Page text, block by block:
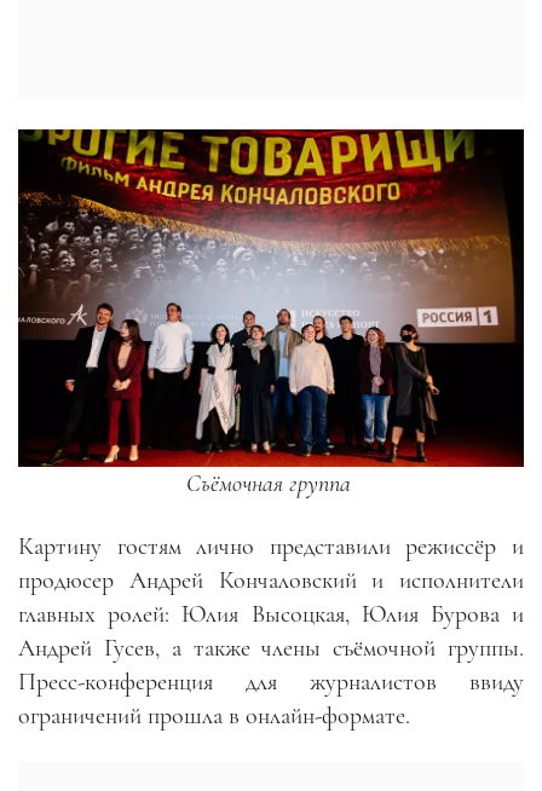
Съёмочная группа
Картину гостям лично представили режиссёр и
продюсер Андрей Кончаловский и исполнители
главных ролей: Юлия Высоцкая, Юлия Бурова и
Андрей Гусев, а также члены съёмочной группы.
Пресс-конференция для журналистов ввиду
ограничений прошла в онлайн-формате.